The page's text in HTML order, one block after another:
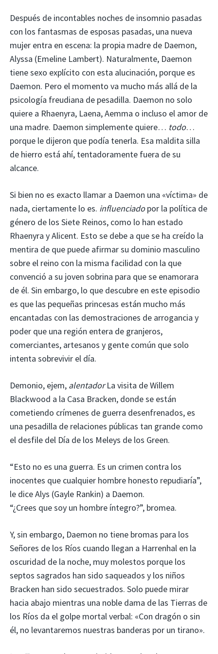
Después de incontables noches de insomnio pasadas
con los fantasmas de esposas pasadas, una nueva
mujer entra en escena: la propia madre de Daemon,
Alyssa (Emeline Lambert). Naturalmente, Daemon
tiene sexo explícito con esta alucinación, porque es
Daemon. Pero el momento va mucho más allá de la
psicología freudiana de pesadilla. Daemon no solo
quiere a Rhaenyra, Laena, Aemma o incluso el amor de
una madre. Daemon simplemente quiere… todo…
porque le dijeron que podía tenerla. Esa maldita silla
de hierro está ahí, tentadoramente fuera de su
alcance.
Si bien no es exacto llamar a Daemon una «víctima» de
nada, ciertamente lo es. influenciadopor la política de
género de los Siete Reinos, como lo han estado
Rhaenyra y Alicent. Esto se debe a que se ha creído la
mentira de que puede afirmar su dominio masculino
sobre el reino con la misma facilidad con la que
convenció a su joven sobrina para que se enamorara
de él. Sin embargo, lo que descubre en este episodio
es que las pequeñas princesas están mucho más
encantadas con las demostraciones de arrogancia y
poder que una región entera de granjeros,
comerciantes, artesanos y gente común que solo
intenta sobrevivir el día.
Demonio, ejem, alentadorLa visita de Willem
Blackwood a la Casa Bracken, donde se están
cometiendo crímenes de guerra desenfrenados, es
una pesadilla de relaciones públicas tan grande como
el desfile del Día de los Meleys de los Green.
“Esto no es una guerra. Es un crimen contra los
inocentes que cualquier hombre honesto repudiaría”,
le dice Alys (Gayle Rankin) a Daemon.
“¿Crees que soy un hombre íntegro?”, bromea.
Y, sin embargo, Daemon no tiene bromas para los
Señores de los Ríos cuando llegan a Harrenhal en la
oscuridad de la noche, muy molestos porque los
septos sagrados han sido saqueados y los niños
Bracken han sido secuestrados. Solo puede mirar
hacia abajo mientras una noble dama de las Tierras de
los Ríos da el golpe mortal verbal: «Con dragón o sin
él, no levantaremos nuestras banderas por un tirano».